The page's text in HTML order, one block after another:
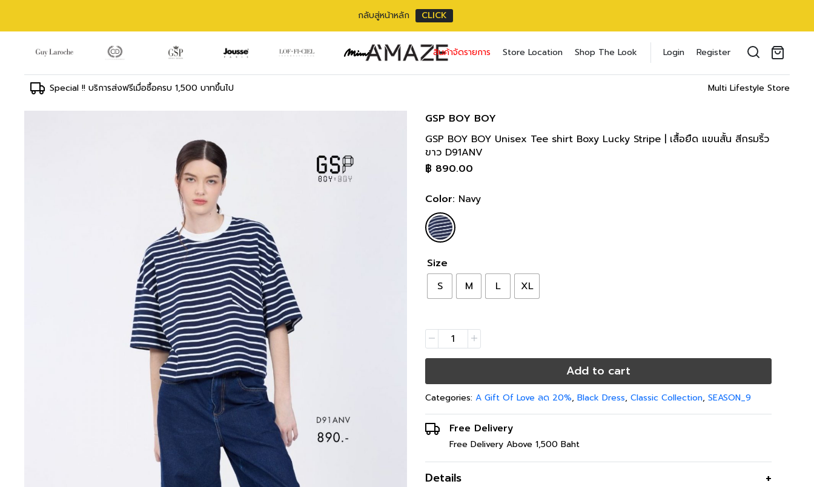
กลับสู่หน้าหลัก CLICK
สินค้าจัดรายการ Store Location Shop The Look Login Register
Special !! บริการส่งฟรีเมื่อซื้อครบ 1,500 บาทขึ้นไป Multi Lifestyle Store
GSP BOY BOY
GSP BOY BOY Unisex Tee shirt Boxy Lucky Stripe | เสื้อยืด แขนสั้น สีกรมริ้ว
ขาว D91ANV
฿ 890.00
Color: Navy
Size
S
M L XL
Add to cart
Categories: A Gift Of Love ลด 20%, Black Dress, Classic Collection, SEASON_9
Free Delivery
Free Delivery Above 1,500 Baht
Details
Remember me
เราใช้ข้อมูลส่วนตัวของคุณเพื่อรองรับประสบการณ์การใช้งาน
เว็บไซต์, การจัดการบัญชี รวมถึงจุดประสงค์อื่นๆ ตาม